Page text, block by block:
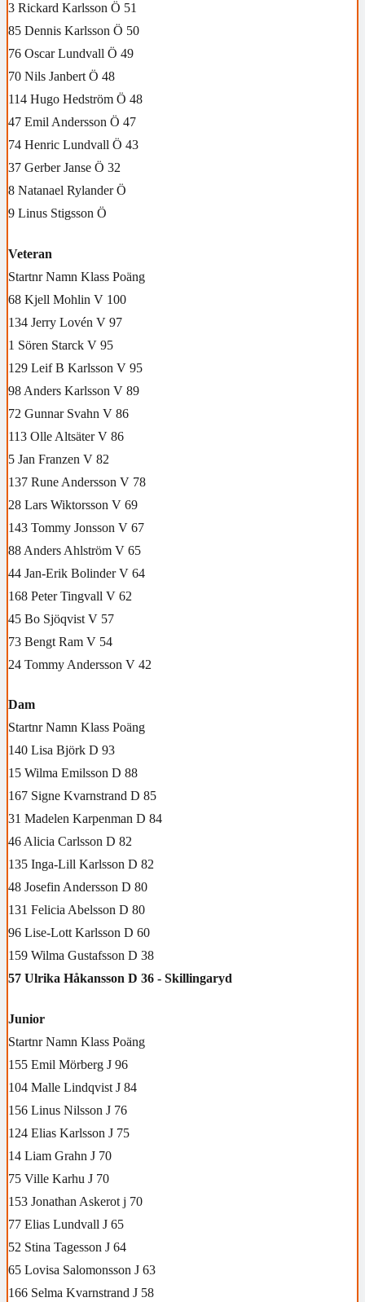
3 Rickard Karlsson Ö 51
85 Dennis Karlsson Ö 50
76 Oscar Lundvall Ö 49
70 Nils Janbert Ö 48
114 Hugo Hedström Ö 48
47 Emil Andersson Ö 47
74 Henric Lundvall Ö 43
37 Gerber Janse Ö 32
8 Natanael Rylander Ö
9 Linus Stigsson Ö
Veteran
Startnr Namn Klass Poäng
68 Kjell Mohlin V 100
134 Jerry Lovén V 97
1 Sören Starck V 95
129 Leif B Karlsson V 95
98 Anders Karlsson V 89
72 Gunnar Svahn V 86
113 Olle Altsäter V 86
5 Jan Franzen V 82
137 Rune Andersson V 78
28 Lars Wiktorsson V 69
143 Tommy Jonsson V 67
88 Anders Ahlström V 65
44 Jan-Erik Bolinder V 64
168 Peter Tingvall V 62
45 Bo Sjöqvist V 57
73 Bengt Ram V 54
24 Tommy Andersson V 42
Dam
Startnr Namn Klass Poäng
140 Lisa Björk D 93
15 Wilma Emilsson D 88
167 Signe Kvarnstrand D 85
31 Madelen Karpenman D 84
46 Alicia Carlsson D 82
135 Inga-Lill Karlsson D 82
48 Josefin Andersson D 80
131 Felicia Abelsson D 80
96 Lise-Lott Karlsson D 60
159 Wilma Gustafsson D 38
57 Ulrika Håkansson D 36 - Skillingaryd
Junior
Startnr Namn Klass Poäng
155 Emil Mörberg J 96
104 Malle Lindqvist J 84
156 Linus Nilsson J 76
124 Elias Karlsson J 75
14 Liam Grahn J 70
75 Ville Karhu J 70
153 Jonathan Askerot j 70
77 Elias Lundvall J 65
52 Stina Tagesson J 64
65 Lovisa Salomonsson J 63
166 Selma Kvarnstrand J 58